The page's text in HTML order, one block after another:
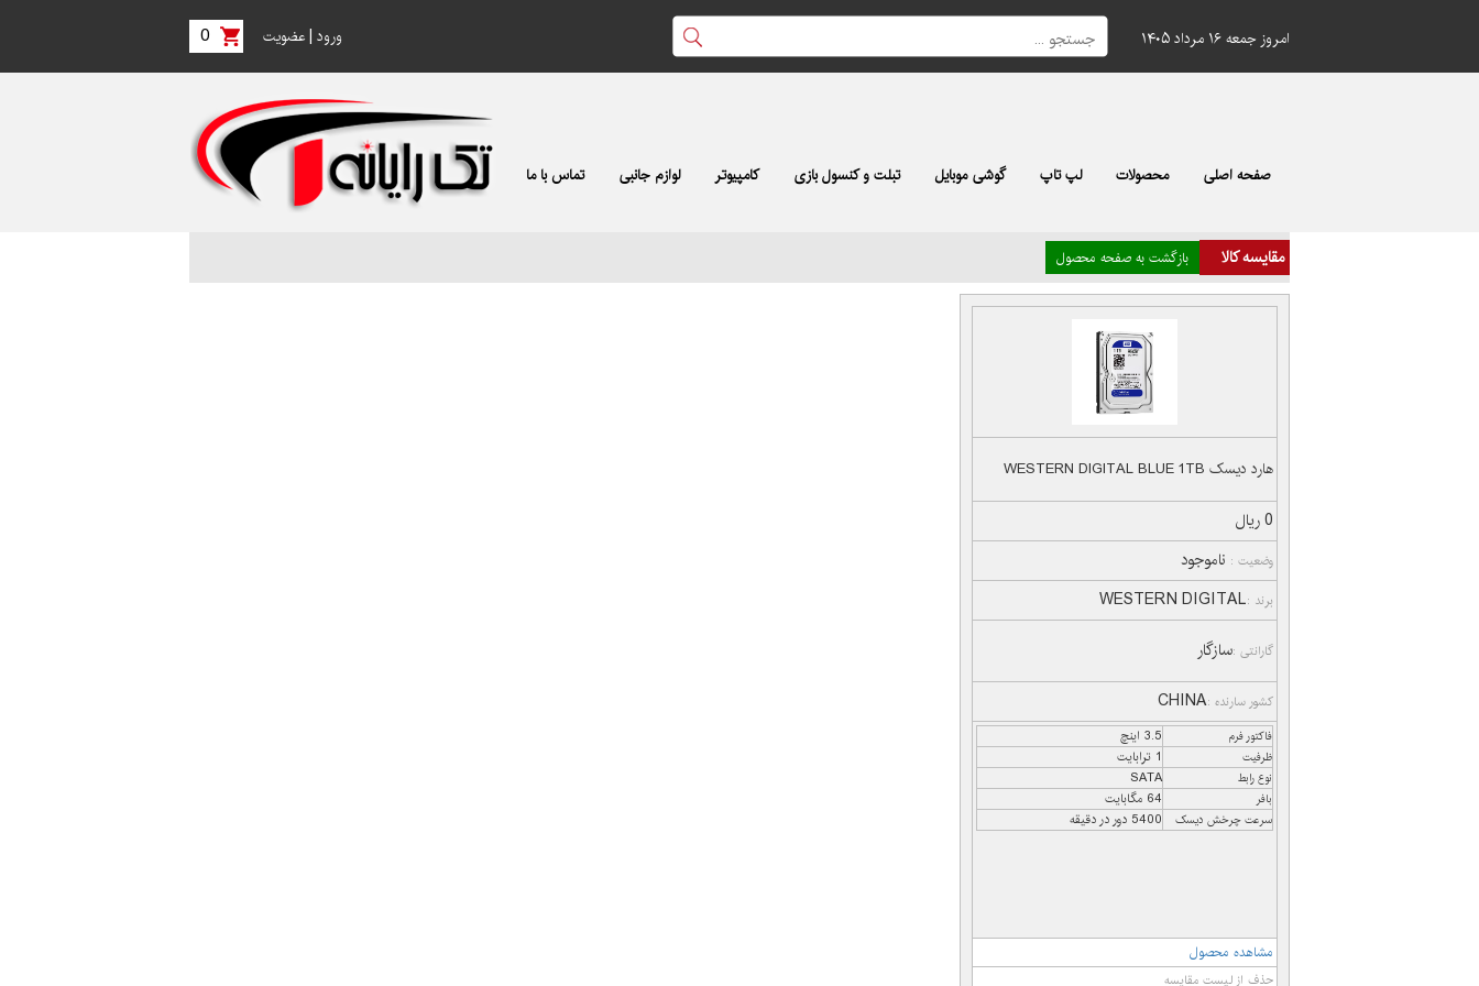
امروز جمعه ۱۶ مرداد ۱۴۰۵ 0 ورود |عضویت
صفحه اصلی محصولات لپ تاپ گوشی موبایل تبلت و کنسول بازی کامپیوتر لوازم جانبی تماس با ما
مقایسه کالا بازگشت به صفحه محصول
هارد دیسک WESTERN DIGITAL BLUE 1TB
0 ریال
وضعیت : ناموجود
برند :WESTERN DIGITAL
گارانتی :سازگار
کشور سارنده :CHINA
فاکتور فرم 3.5 اینچ
ظرفیت 1 ترابایت
نوع رابط SATA
بافر 64 مگابایت
سرعت چرخش دیسک 5400 دور در دقیقه
مشاهده محصول
حذف از لیست مقایسه